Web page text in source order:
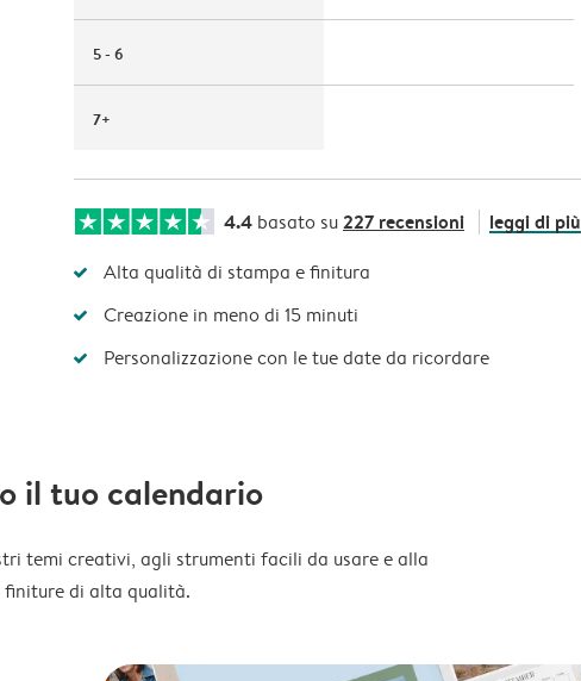
5 - 6
7+
4.4 basato su227 recensioni leggi di più
Alta qualità di stampa e finitura
Creazione in meno di 15 minuti
Personalizzazione con le tue date da ricordare
il tuo calendario
temi creativi, agli strumenti facili da usare e alla
di alta qualità.